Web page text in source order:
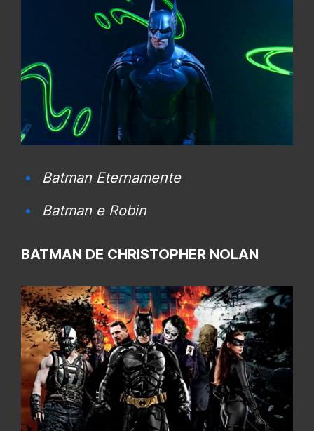
Batman Eternamente
Batman e Robin
BATMAN DE CHRISTOPHER NOLAN